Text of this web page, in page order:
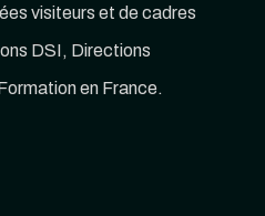
visiteurs et de cadres
DSI, Directions
en France.